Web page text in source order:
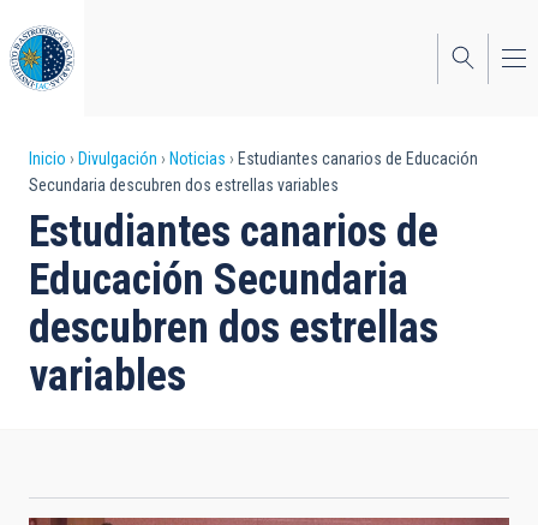
al
contenido
principal
Sobrescribir
enlaces
de
ayuda
a
la
Inicio Divulgación Noticias
Estudiantes canarios de Educación
Secundaria descubren dos estrellas variables
Estudiantes canarios de
Educación Secundaria
descubren dos estrellas
variables